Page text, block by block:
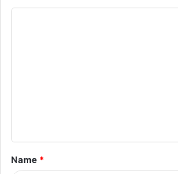
t
*
Name *